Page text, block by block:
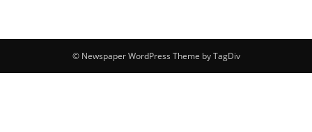
© Newspaper WordPress Theme by TagDiv